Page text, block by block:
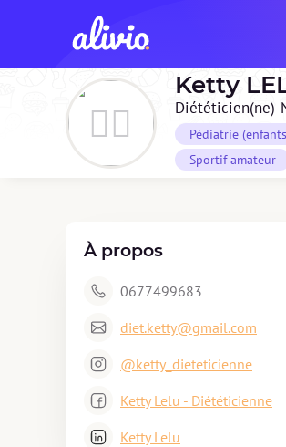
Ketty
Pédiatrie
Sportif amateur
À propos
0677499683
diet.ketty@gmail.com
@ketty_dieteticienne
Ketty Lelu - Diététicienne
Ketty Lelu